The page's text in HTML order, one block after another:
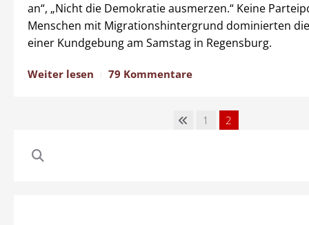
an“, „Nicht die Demokratie ausmerzen.“ Keine
Menschen mit Migrationshintergrund dominierten
einer Kundgebung am Samstag in Regensburg.
Weiter lesen 79 Kommentare
1 2